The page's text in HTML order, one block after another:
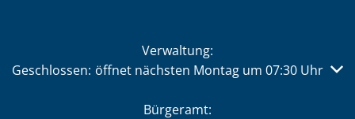
Verwaltung:
Klicken, um weitere Öffnungs- oder Schließzeiten
Geschlossen: öffnet nächsten Montag um 07:30 Uhr
Bürgeramt: